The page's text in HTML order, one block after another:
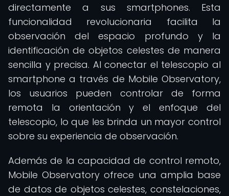
directamente a sus smartphones. Esta
funcionalidad revolucionaria facilita la
observación del espacio profundo y la
identificación de objetos celestes de manera
sencilla y precisa. Al conectar el telescopio al
smartphone a través de Mobile Observatory,
los usuarios pueden controlar de forma
remota la orientación y el enfoque del
telescopio, lo que les brinda un mayor control
sobre su experiencia de observación.
Además de la capacidad de control remoto,
Mobile Observatory ofrece una amplia base
de datos de objetos celestes, constelaciones,